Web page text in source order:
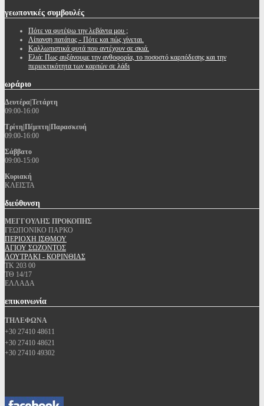
γεωπονικές συμβουλές
Πότε να φυτέψω την λεβάντα μου ;
Λίπανση πατάτας - Πότε και πώς γίνεται.
Καλλωπιστικά φυτά που αντέχουν σε σκιά.
Ελιά: Πως αυξάνουμε την ανθοφορία, το ποσοστό καρπόδεσης και την
περιεκτικότητα των καρπών σε λάδι
ωράριο
Δευτέρα|Τετάρτη
09:00-16:00
Τρίτη|Πέμπτη|Παρασκευή
09:00-16:00
Σάββατο
09:00-15:00
Κυριακή
ΚΛΕΙΣΤΑ
διεύθυνση
ΜΕΓΓΟΥΛΗΣ ΠΡΟΚΟΠΗΣ
ΓΕΩΠΟΝΙΚΟ ΠΑΡΚΟ
ΠΕΡΙΟΧΗ ΙΣΘΜΟΥ
ΑΓΙΟΥ ΣΩΖΟΝΤΟΣ
ΛΟΥΤΡΑΚΙ - ΚΟΡΙΝΘΙΑΣ
ΤΚ 203 00
ΤΘ 14/17
ΕΛΛΑΔΑ
επικοινωνία
ΤΗΛΕΦΩΝΑ
+30 27410 48611
+30 27410 48621
+30 27410 49302